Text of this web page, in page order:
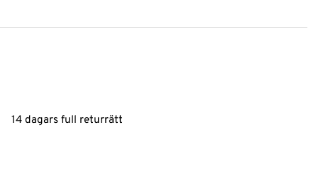
14 dagars full returrätt